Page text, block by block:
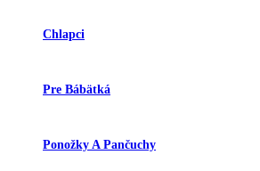
Chlapci
Pre Bábätká
Ponožky A Pančuchy